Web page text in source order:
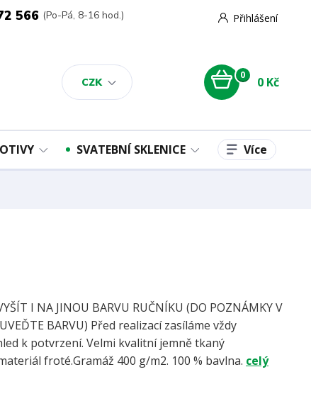
CZK
Přihlášení
566 (Po-Pá, 8-16 hod.)
0 0 Kč
SVATEBNÍ SKLENICE Více
I NA JINOU BARVU RUČNÍKU (DO POZNÁMKY V
BARVU) Před realizací zasíláme vždy
k potvrzení. Velmi kvalitní jemně tkaný
froté.Gramáž 400 g/m2. 100 % bavlna. celý